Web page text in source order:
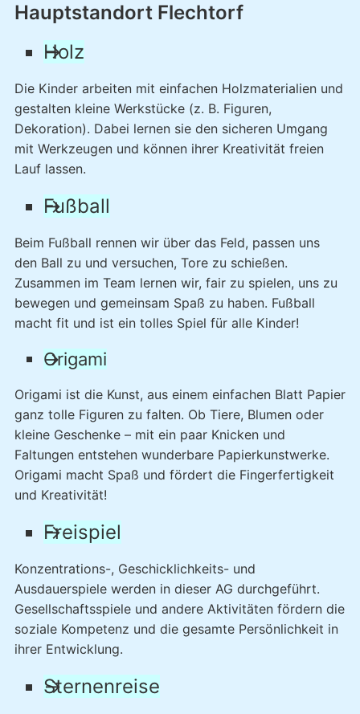
Hauptstandort Flechtorf
Holz
Die Kinder arbeiten mit einfachen Holzmaterialien und
gestalten kleine Werkstücke (z. B. Figuren,
Dekoration). Dabei lernen sie den sicheren Umgang
mit Werkzeugen und können ihrer Kreativität freien
Lauf lassen.
Fußball
Beim Fußball rennen wir über das Feld, passen uns
den Ball zu und versuchen, Tore zu schießen.
Zusammen im Team lernen wir, fair zu spielen, uns zu
bewegen und gemeinsam Spaß zu haben. Fußball
macht fit und ist ein tolles Spiel für alle Kinder!
Origami
Origami ist die Kunst, aus einem einfachen Blatt Papier
ganz tolle Figuren zu falten. Ob Tiere, Blumen oder
kleine Geschenke – mit ein paar Knicken und
Faltungen entstehen wunderbare Papierkunstwerke.
Origami macht Spaß und fördert die Fingerfertigkeit
und Kreativität!
Freispiel
Konzentrations-, Geschicklichkeits- und
Ausdauerspiele werden in dieser AG durchgeführt.
Gesellschaftsspiele und andere Aktivitäten fördern die
soziale Kompetenz und die gesamte Persönlichkeit in
ihrer Entwicklung.
Sternenreise